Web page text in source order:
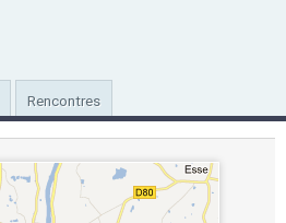
Rencontres